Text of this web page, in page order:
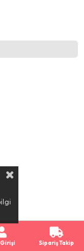
Sipariş Takip